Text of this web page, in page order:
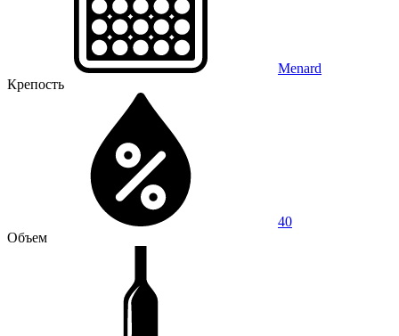
Menard
Крепость
40
Объем